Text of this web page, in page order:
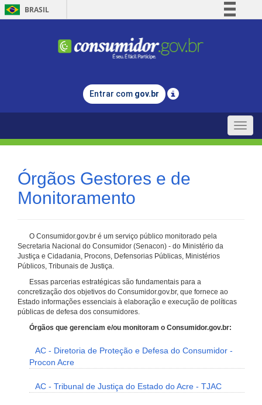
BRASIL
Comunica BR
Legislação
Entrar com gov.br
Toggle
Órgãos Gestores e de
Monitoramento
O Consumidor.gov.br é um serviço público monitorado pela
Secretaria Nacional do Consumidor (Senacon) - do Ministério da
Justiça e Cidadania, Procons, Defensorias Públicas, Ministérios
Públicos, Tribunais de Justiça.
Essas parcerias estratégicas são fundamentais para a
concretização dos objetivos do Consumidor.gov.br, que fornece ao
Estado informações essenciais à elaboração e execução de políticas
públicas de defesa dos consumidores.
Órgãos que gerenciam e/ou monitoram o Consumidor.gov.br:
AC - Diretoria de Proteção e Defesa do Consumidor -
Procon Acre
AC - Tribunal de Justiça do Estado do Acre - TJAC